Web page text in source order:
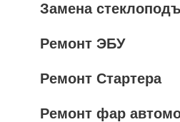
Замена
Ремонт ЭБУ
Ремонт Стартера
Ремонт фар